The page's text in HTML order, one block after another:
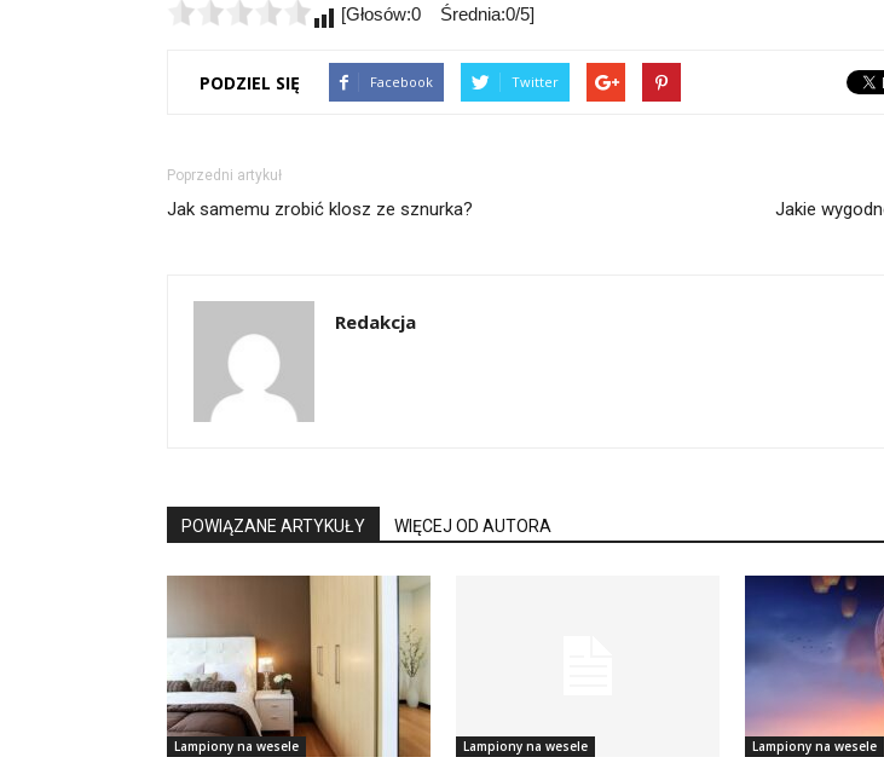
[Głosów:0 Średnia:0/5]
PODZIEL SIĘ Facebook Twitter
Poprzedni artykuł
Jak samemu zrobić klosz ze sznurka? Jakie
Redakcja
POWIĄZANE ARTYKUŁY WIĘCEJ OD AUTORA
Lampiony na wesele Lampiony na wesele Lampiony na wesele